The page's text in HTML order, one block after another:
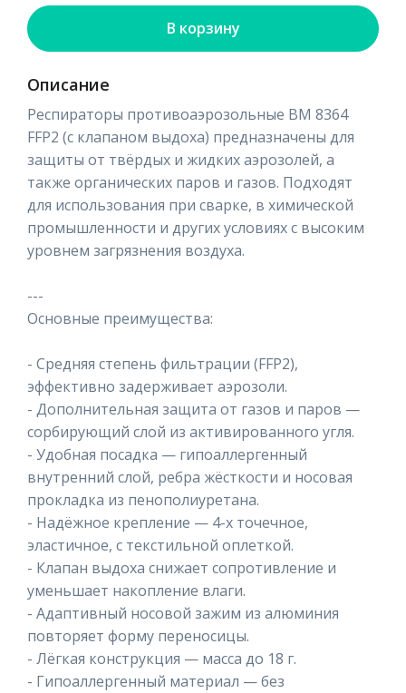
В корзину
Описание
Респираторы противоаэрозольные ВМ 8364
FFP2 (с клапаном выдоха) предназначены для
защиты от твёрдых и жидких аэрозолей, а
также органических паров и газов. Подходят
для использования при сварке, в химической
промышленности и других условиях с высоким
уровнем загрязнения воздуха.
---
Основные преимущества:
- Средняя степень фильтрации (FFP2),
эффективно задерживает аэрозоли.
- Дополнительная защита от газов и паров —
сорбирующий слой из активированного угля.
- Удобная посадка — гипоаллергенный
внутренний слой, ребра жёсткости и носовая
прокладка из пенополиуретана.
- Надёжное крепление — 4-х точечное,
эластичное, с текстильной оплеткой.
- Клапан выдоха снижает сопротивление и
уменьшает накопление влаги.
- Адаптивный носовой зажим из алюминия
повторяет форму переносицы.
- Лёгкая конструкция — масса до 18 г.
- Гипоаллергенный материал — без